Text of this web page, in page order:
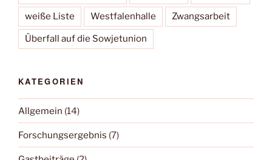
weiße Liste Westfalenhalle Zwangsarbeit
Überfall auf die Sowjetunion
KATEGORIEN
Allgemein (14)
Forschungsergebnis (7)